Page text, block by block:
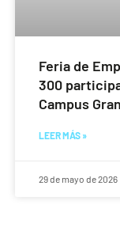
Feria de
300
Campus
LEER MÁS »
29 de mayo de 2026